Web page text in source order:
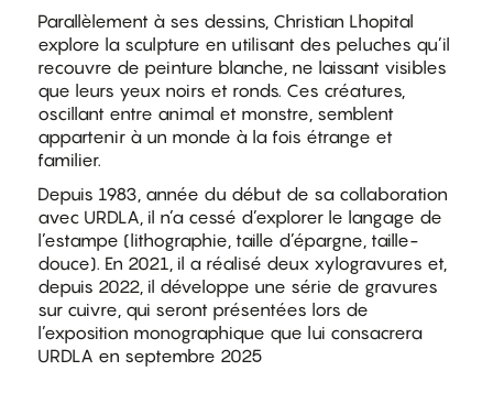
Parallèlement à ses dessins, Christian Lhopital
explore la sculpture en utilisant des peluches qu’il
recouvre de peinture blanche, ne laissant visibles
que leurs yeux noirs et ronds. Ces créatures,
oscillant entre animal et monstre, semblent
appartenir à un monde à la fois étrange et
familier.
Depuis 1983, année du début de sa collaboration
avec URDLA, il n’a cessé d’explorer le langage de
l’estampe (lithographie, taille d’épargne, taille-
douce). En 2021, il a réalisé deux xylogravures et,
depuis 2022, il développe une série de gravures
sur cuivre, qui seront présentées lors de
l’exposition monographique que lui consacrera
URDLA en septembre 2025